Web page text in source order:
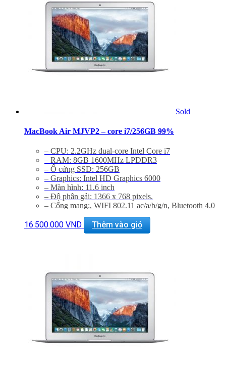
Giảm 20% khi mua phụ kiện túi chống sốc và dán
máy
Bảo hành 6 tháng, đổi trả trong 15 ngày
Miễn phí vận chuyển trên toàn quốc
Miễn phí hỗ trợ cài đặt phần mềm
Sold
MacBook Air MJVP2 – core i7/256GB 99%
– CPU: 2.2GHz dual-core Intel Core i7
– RAM: 8GB 1600MHz LPDDR3
– Ổ cứng SSD: 256GB
– Graphics: Intel HD Graphics 6000
– Màn hình: 11.6 inch
– Độ phân gải: 1366 x 768 pixels.
– Cổng mạng:, WIFI 802.11 ac/a/b/g/n, Bluetooth 4.0
MagSafe 2, Jack 3.5mm, Khe đọc SDXC card
– Thiết bị nghe nhìn: 720p FaceTime HD Camera,
– Bảo hành 12 tháng, đổi trả trong 15 ngày
– Miễn phí vận chuyển trên toàn quốc
– Miễn phí hỗ trợ cài đặt phần mềm
16.500.000 VND Thêm vào giỏ